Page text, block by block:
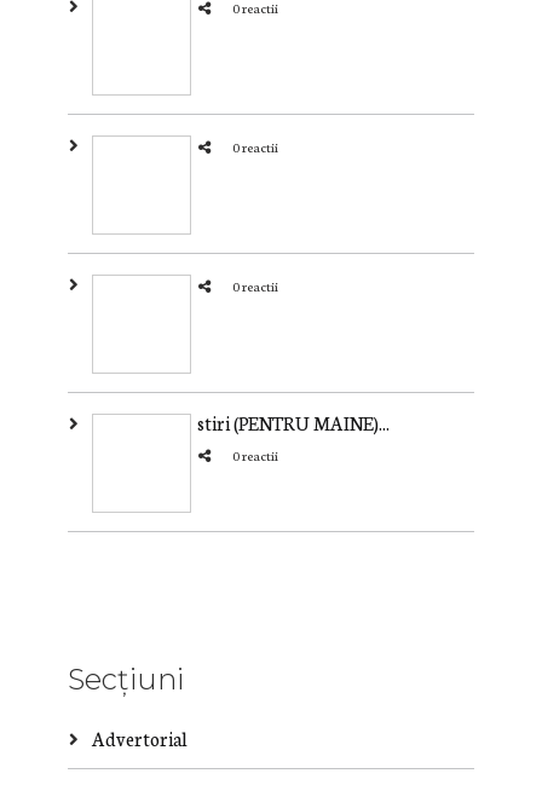
0 reactii
0 reactii
0 reactii
stiri (PENTRU MAINE)...
0 reactii
Secțiuni
Advertorial